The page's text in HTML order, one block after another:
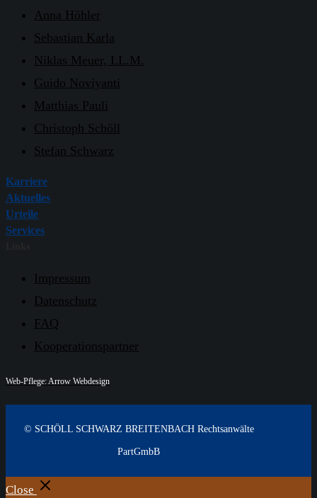
Anna Höhler
Sebastian Karla
Niklas Meuer, LL.M.
Guido Noviyanti
Matthias Pauli
Christoph Schöll
Stefan Schwarz
Karriere
Aktuelles
Urteile
Services
Impressum
Datenschutz
FAQ
Kooperationspartner
Web-Pflege: Arrow Webdesign
© SCHÖLL SCHWARZ BREITENBACH Rechtsanwälte
PartGmbB
Close